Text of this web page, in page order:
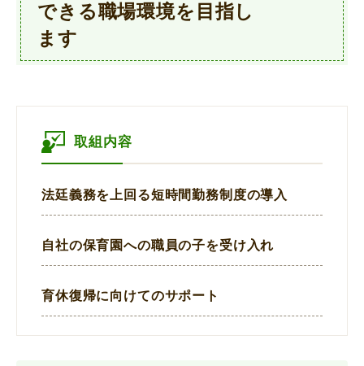
できる職場環境を目指し
ます
取組内容
法廷義務を上回る短時間勤務制度の導入
自社の保育園への職員の子を受け入れ
育休復帰に向けてのサポート